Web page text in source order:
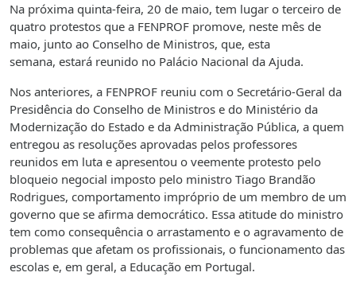
Na próxima quinta-feira, 20 de maio, tem lugar o terceiro de
quatro protestos que a FENPROF promove, neste mês de
maio, junto ao Conselho de Ministros, que, esta
semana, estará reunido no Palácio Nacional da Ajuda.
Nos anteriores, a FENPROF reuniu com o Secretário-Geral da
Presidência do Conselho de Ministros e do Ministério da
Modernização do Estado e da Administração Pública, a quem
entregou as resoluções aprovadas pelos professores
reunidos em luta e apresentou o veemente protesto pelo
bloqueio negocial imposto pelo ministro Tiago Brandão
Rodrigues, comportamento impróprio de um membro de um
governo que se afirma democrático. Essa atitude do ministro
tem como consequência o arrastamento e o agravamento de
problemas que afetam os profissionais, o funcionamento das
escolas e, em geral, a Educação em Portugal.